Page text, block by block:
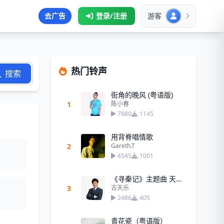
去广告 登录/注册 游客
搜索 热门铃声
1
街角的晚风 (粤语版)
陈小春
7880
1145
2
用背脊唱情歌
Gareth.T
4545
1001
3
《寻秦记》主题曲 天命最高
古天乐
2486
405
青花瓷（粤语版）